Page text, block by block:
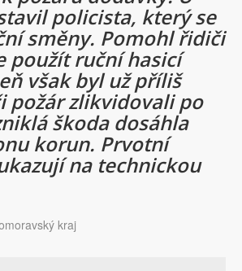
policista, který se
směny. Pomohl řidiči
použít ruční hasicí
však byl už příliš
požár zlikvidovali po
škoda dosáhla
korun. Prvotní
na technickou
kraj